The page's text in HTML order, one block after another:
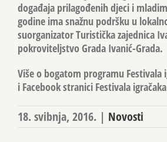
događaja prilagođenih djeci i
godine ima snažnu podršku u
suorganizator Turistička zajednica
pokroviteljstvo Grada Ivanić-Grada.
Više o bogatom programu Festivala
i Facebook stranici Festivala
18. svibnja, 2016. | Novosti